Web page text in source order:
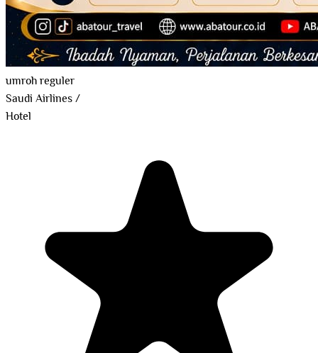
umroh reguler
Saudi Airlines/
Hotel